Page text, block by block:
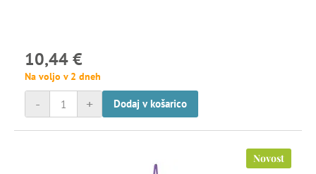
10,44 €
Na voljo v 2 dneh
+
- Dodaj v košarico
Novost